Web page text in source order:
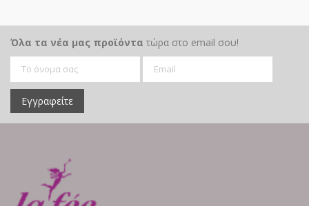
Όλα τα νέα μας προϊόντα τώρα στο email σου!
Εγγραφείτε